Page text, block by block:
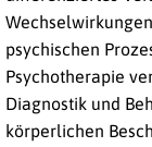
psychischen
Psychotherapie
Diagnostik und
körperlichen